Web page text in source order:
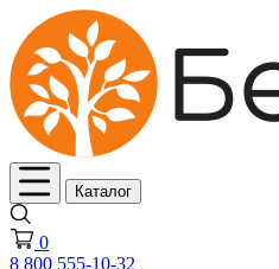
Каталог
0
8 800 555-10-32